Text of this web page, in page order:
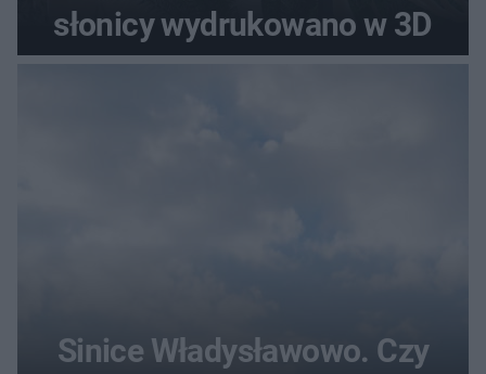
słonicy wydrukowano w 3D
Sinice Władysławowo. Czy